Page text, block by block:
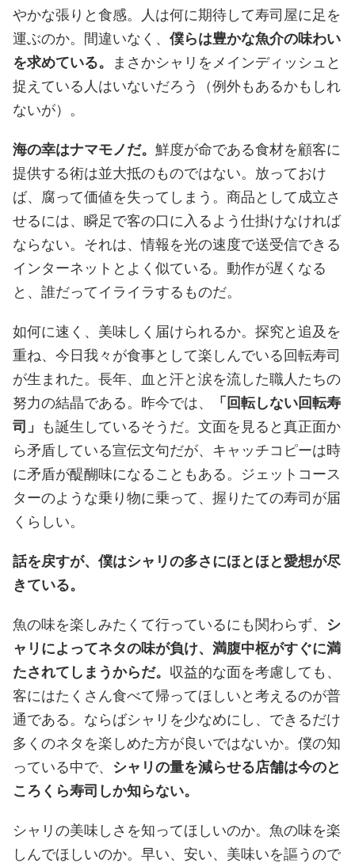
やかな張りと食感。人は何に期待して寿司屋に足を
運ぶのか。間違いなく、 僕らは豊かな魚介の味わい
を求めている。
まさかシャリをメインディッシュと
捉えている人はいないだろう（例外もあるかもしれ
ないが）。
海の幸はナマモノだ。 鮮度が命である食材を顧客に
提供する術は並大抵のものではない。放っておけ
ば、腐って価値を失ってしまう。商品として成立さ
せるには、瞬足で客の口に入るよう仕掛けなければ
ならない。それは、情報を光の速度で送受信できる
インターネットとよく似ている。動作が遅くなる
と、誰だってイライラするものだ。
如何に速く、美味しく届けられるか。探究と追及を
重ね、今日我々が食事として楽しんでいる回転寿司
が生まれた。長年、血と汗と涙を流した職人たちの
努力の結晶である。昨今では、
「回転しない回転寿
司」
も誕生しているそうだ。文面を見ると真正面か
ら矛盾している宣伝文句だが、キャッチコピーは時
に矛盾が醍醐味になることもある。ジェットコース
ターのような乗り物に乗って、握りたての寿司が届
くらしい。
話を戻すが、僕はシャリの多さにほとほと愛想が尽
きている。
魚の味を楽しみたくて行っているにも関わらず、 シ
ャリによってネタの味が負け、満腹中枢がすぐに満
たされてしまうからだ。 収益的な面を考慮しても、
客にはたくさん食べて帰ってほしいと考えるのが普
通である。ならばシャリを少なめにし、できるだけ
多くのネタを楽しめた方が良いではないか。僕の知
っている中で、 シャリの量を減らせる店舗は今のと
ころくら寿司しか知らない。
シャリの美味しさを知ってほしいのか。魚の味を楽
しんでほしいのか。早い、安い、美味いを謳うので